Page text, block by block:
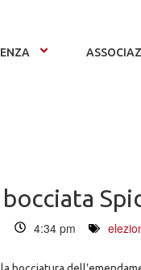
4:34 pm